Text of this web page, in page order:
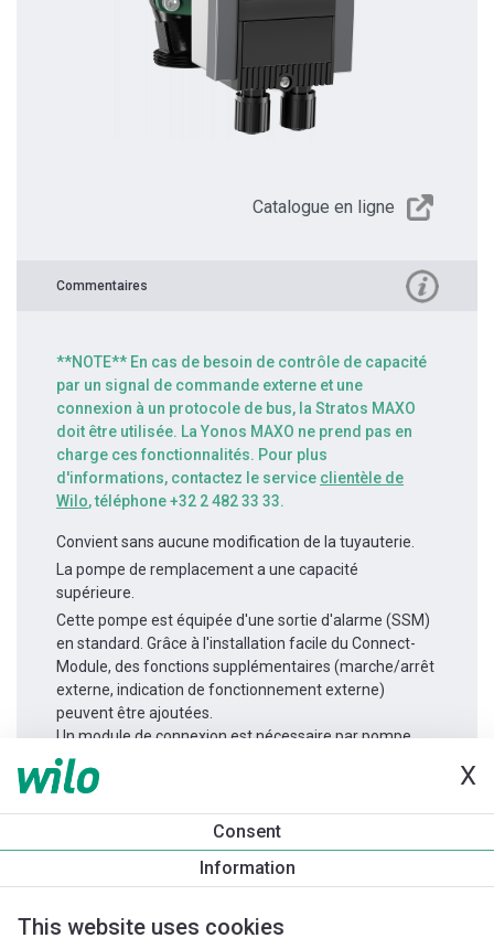
X
Consent
Information
This website uses cookies
Catalogue en ligne
Commentaires
**NOTE** En cas de besoin de contrôle de capacité
par un signal de commande externe et une
connexion à un protocole de bus, la Stratos MAXO
doit être utilisée. La Yonos MAXO ne prend pas en
charge ces fonctionnalités. Pour plus
d'informations, contactez le service clientèle de
Wilo, téléphone +32 2 482 33 33.
Convient sans aucune modification de la tuyauterie.
La pompe de remplacement a une capacité
supérieure.
Cette pompe est équipée d'une sortie d'alarme (SSM)
en standard. Grâce à l'installation facile du Connect-
Module, des fonctions supplémentaires (marche/arrêt
externe, indication de fonctionnement externe)
peuvent être ajoutées.
Un module de connexion est nécessaire par pompe.
Informations produit